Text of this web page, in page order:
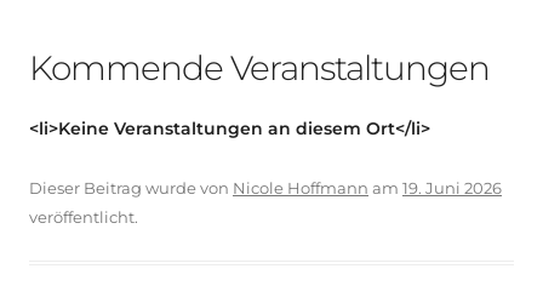
Kommende Veranstaltungen
<li>Keine Veranstaltungen an diesem Ort</li>
Dieser Beitrag wurdevon Nicole Hoffmann am 19. Juni 2026
veröffentlicht.